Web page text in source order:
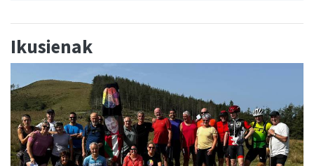
Ikusienak